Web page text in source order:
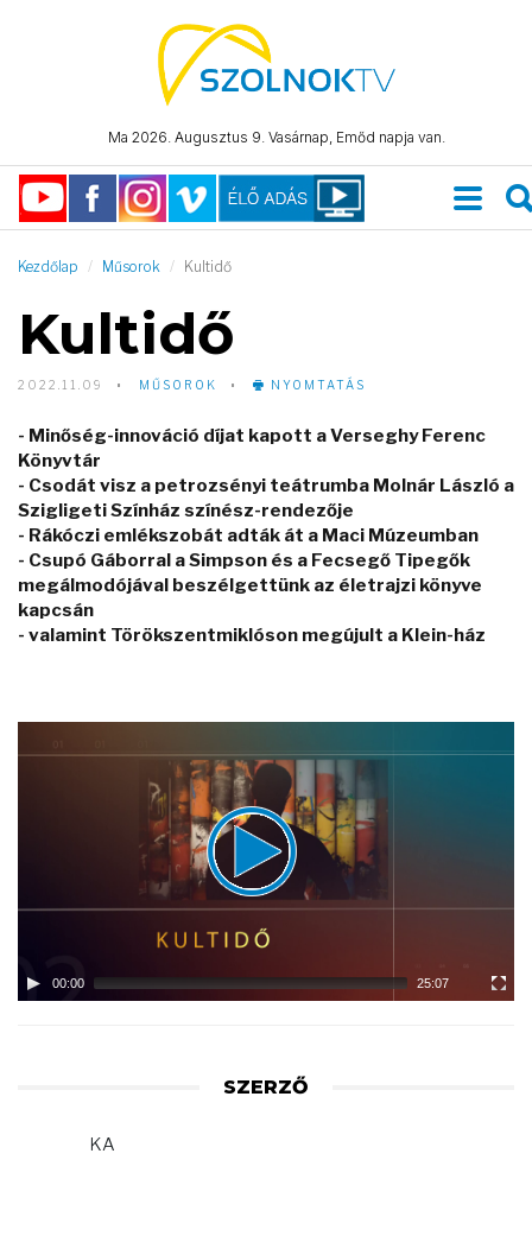
Ma 2026. Augusztus 9. Vasárnap, Emőd napja van.
Kezdőlap Műsorok Kultidő
Kultidő
2022.11.09 MŰSOROK NYOMTATÁS
- Minőség-innováció díjat kapott a Verseghy Ferenc
Könyvtár
- Csodát visz a petrozsényi teátrumba Molnár László a
Szigligeti Színház színész-rendezője
- Rákóczi emlékszobát adták át a Maci Múzeumban
- Csupó Gáborral a Simpson és a Fecsegő Tipegők
megálmodójával beszélgettünk az életrajzi könyve
kapcsán
- valamint Törökszentmiklóson megújult a Klein-ház
Player
00:00 25:07
SZERZŐ
KA